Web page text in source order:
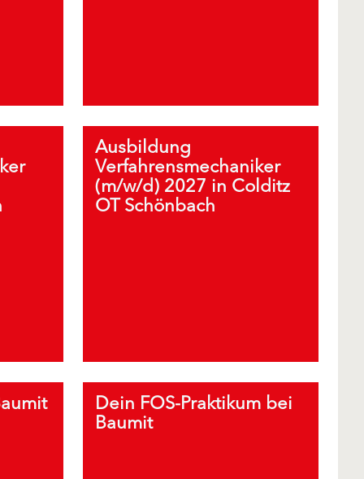
Ausbildung
Verfahrensmechaniker
(m/w/d) 2027 in Colditz
OT Schönbach
Dein FOS-Praktikum bei
Baumit